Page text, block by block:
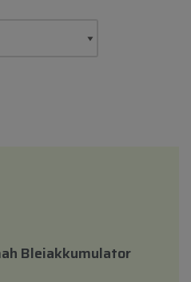
Bleiakkumulator